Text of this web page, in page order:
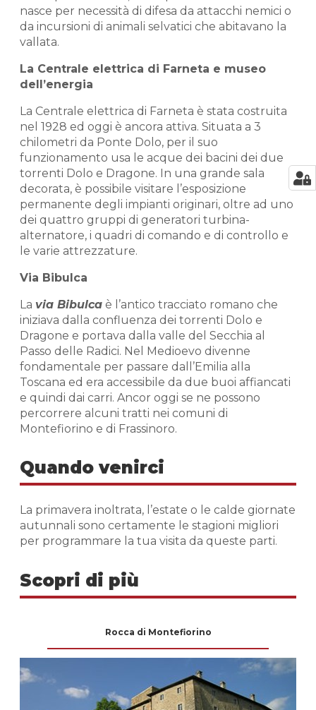
nasce per necessità di difesa da attacchi nemici o
da incursioni di animali selvatici che abitavano la
vallata.
La Centrale elettrica di Farneta e museo
dell’energia
La Centrale elettrica di Farneta è stata costruita
nel 1928 ed oggi è ancora attiva. Situata a 3
chilometri da Ponte Dolo, per il suo
funzionamento usa le acque dei bacini dei due
torrenti Dolo e Dragone. In una grande sala
decorata, è possibile visitare l’esposizione
permanente degli impianti originari, oltre ad uno
dei quattro gruppi di generatori turbina-
alternatore, i quadri di comando e di controllo e
le varie attrezzature.
Via Bibulca
La via Bibulca è l’antico tracciato romano che
iniziava dalla confluenza dei torrenti Dolo e
Dragone e portava dalla valle del Secchia al
Passo delle Radici. Nel Medioevo divenne
fondamentale per passare dall’Emilia alla
Toscana ed era accessibile da due buoi affiancati
e quindi dai carri. Ancor oggi se ne possono
percorrere alcuni tratti nei comuni di
Montefiorino e di Frassinoro.
Quando venirci
La primavera inoltrata, l’estate o le calde giornate
autunnali sono certamente le stagioni migliori
per programmare la tua visita da queste parti.
Scopri di più
Rocca di Montefiorino